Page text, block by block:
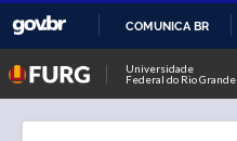
COMUNICA BR
Universidade
Federal do Rio Grande